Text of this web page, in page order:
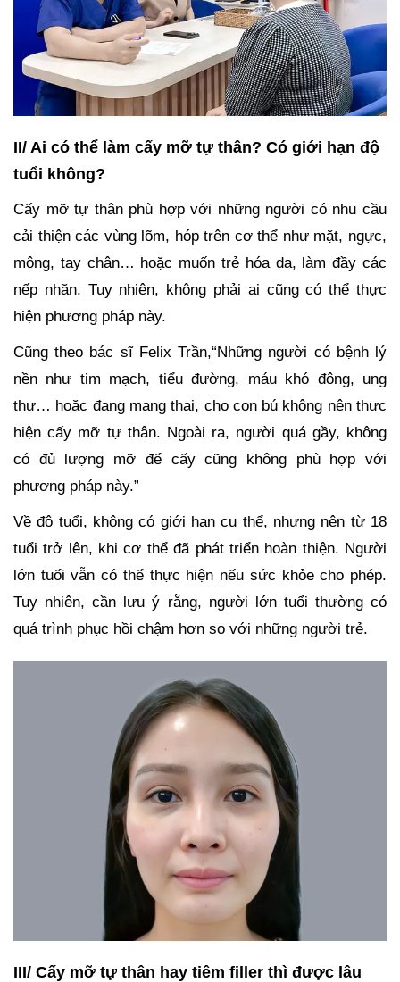
II/ Ai có thể làm cấy mỡ tự thân? Có giới hạn độ
tuổi không?
Cấy mỡ tự thân phù hợp với những người có nhu cầu
cải thiện các vùng lõm, hóp trên cơ thể như mặt, ngực,
mông, tay chân… hoặc muốn trẻ hóa da, làm đầy các
nếp nhăn. Tuy nhiên, không phải ai cũng có thể thực
hiện phương pháp này.
Cũng theo bác sĩ Felix Trần,“Những người có bệnh lý
nền như tim mạch, tiểu đường, máu khó đông, ung
thư… hoặc đang mang thai, cho con bú không nên thực
hiện cấy mỡ tự thân. Ngoài ra, người quá gầy, không
có đủ lượng mỡ để cấy cũng không phù hợp với
phương pháp này.”
Về độ tuổi, không có giới hạn cụ thể, nhưng nên từ 18
tuổi trở lên, khi cơ thể đã phát triển hoàn thiện. Người
lớn tuổi vẫn có thể thực hiện nếu sức khỏe cho phép.
Tuy nhiên, cần lưu ý rằng, người lớn tuổi thường có
quá trình phục hồi chậm hơn so với những người trẻ.
III/ Cấy mỡ tự thân hay tiêm filler thì được lâu